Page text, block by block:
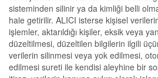
sisteminden silinir ya da kimliği belli
hale getirilir. ALICI isterse kişisel
işlemler, aktarıldığı kişiler, eksik veya
düzeltilmesi, düzeltilen bilgilerin ilgili
verilerin silinmesi veya yok edilmesi,
edilmesi sureti ile kendisi aleyhine bir